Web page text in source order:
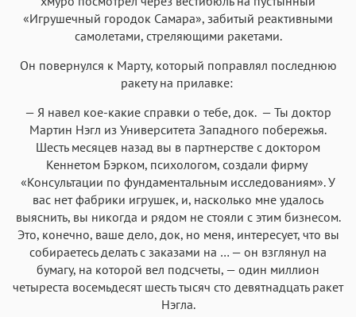
«Игрушечный городок Самара», забитый реактивными
самолетами, стреляющими ракетами.
Он повернулся к Марту, который поправлял последнюю
ракету на прилавке:
— Я навел кое-какие справки о тебе, док. — Ты доктор
Мартин Нэгл из Университета Западного побережья.
Шесть месяцев назад вы в партнерстве с доктором
Кеннетом Бэрком, психологом, создали фирму
«Консультации по фундаментальным исследованиям». У
вас нет фабрики игрушек, и, насколько мне удалось
выяснить, вы никогда и рядом не стояли с этим бизнесом.
Это, конечно, ваше дело, док, но меня, интересует, что вы
собираетесь делать с заказами на … — он взглянул на
бумагу, на которой вел подсчеты, — один миллион
четыреста восемьдесят шесть тысяч сто девятнадцать ракет
Нэгла.